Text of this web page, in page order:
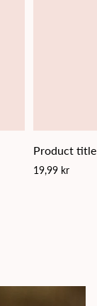
Product title
Regular
19,99 kr